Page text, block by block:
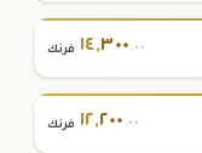
١٤,٣٠٠ .٠٠ فرنك
١٢,٢٠٠ .٠٠ فرنك